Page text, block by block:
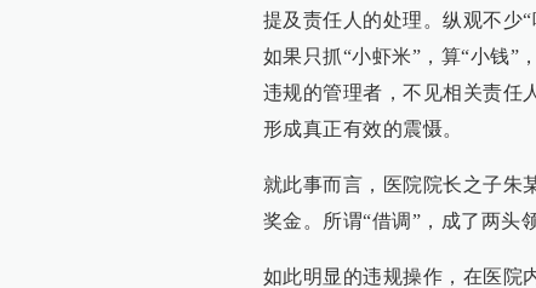
提及责任人的处理。纵观不少
如果只抓“小虾米”，算“小钱”
违规的管理者，不见相关责任
形成真正有效的震慑。
就此事而言，医院院长之子朱
奖金。所谓“借调”，成了两头
如此明显的违规操作，在医院